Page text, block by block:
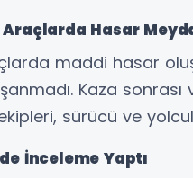
Hasar
maddi hasar
Kaza sonrası
sürücü ve
İnceleme Yaptı